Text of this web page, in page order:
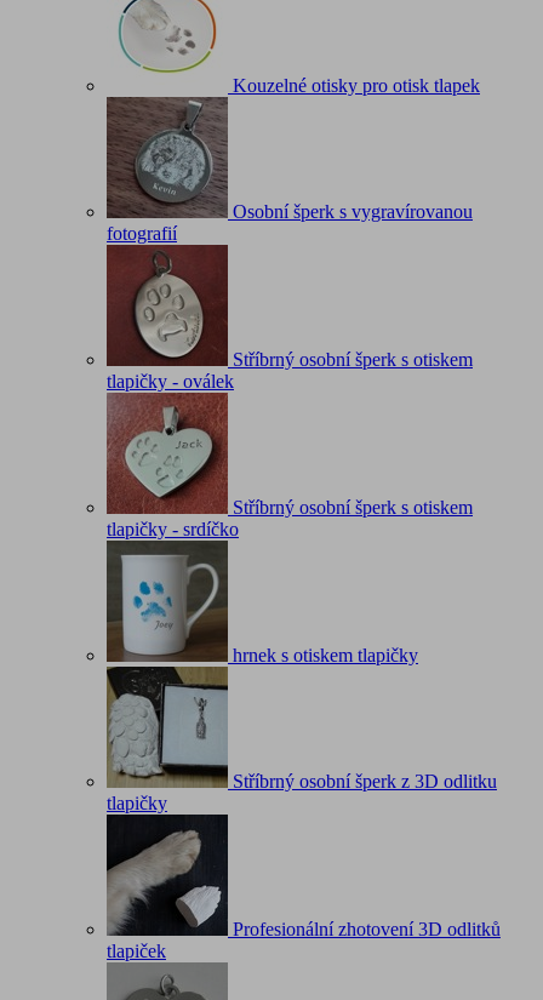
Kouzelné otisky pro otisk tlapek
Osobní šperk s vygravírovanou
fotografií
Stříbrný osobní šperk s otiskem
tlapičky - oválek
Stříbrný osobní šperk s otiskem
tlapičky - srdíčko
hrnek s otiskem tlapičky
Stříbrný osobní šperk z 3D odlitku
tlapičky
Profesionální zhotovení 3D odlitků
tlapiček